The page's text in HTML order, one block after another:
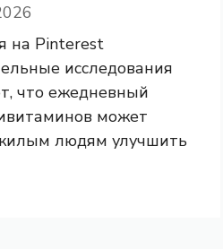
на Pinterest
исследования
что ежедневный
может
людям улучшить